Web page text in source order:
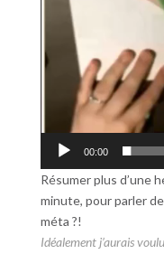
00:00
Résumer plus d’une
minute, pour parler
méta ?!
Idéalement j’aurais